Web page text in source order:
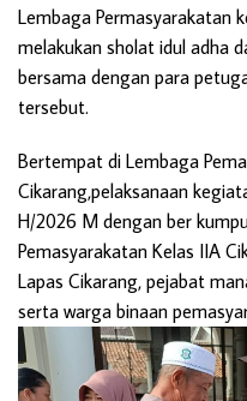
Lembaga Permasyarakatan
melakukan sholat idul adha
bersama dengan para
tersebut.
Bertempat di Lembaga
Cikarang,pelaksanaan
H/2026 M dengan ber
Pemasyarakatan Kelas IIA
Lapas Cikarang, pejabat
serta warga binaan